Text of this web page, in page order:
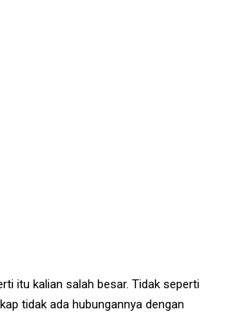
itu kalian salah besar. Tidak seperti
tidak ada hubungannya dengan